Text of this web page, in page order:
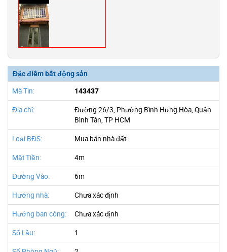
Đặc điểm bất động sản
Mã Tin: 143437
Địa chỉ:
Đường 26/3, Phường Bình Hưng Hòa, Quận
Bình Tân, TP HCM
Loại BĐS: Mua bán nhà đất
Mặt Tiền: 4m
Đường Vào: 6m
Hướng nhà: Chưa xác định
Hướng ban công: Chưa xác định
Số Lầu: 1